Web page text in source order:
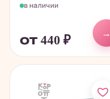
в наличии
от 440 ₽
→